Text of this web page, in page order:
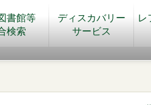
書館等
検索
ディスカバリー
サービス
レ